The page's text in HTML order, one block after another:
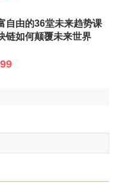
飞速发展时期。自改革
增长的步伐。按照不变
1982年（“千禧一代”开
的
长中大多没有经历严重
到的关注更高。1982
实到宪法。而“千禧一
多为独生子女，家庭结
，他们在6位长辈的高度
自由的36堂未来趋势课
如何颠覆未来世界
99